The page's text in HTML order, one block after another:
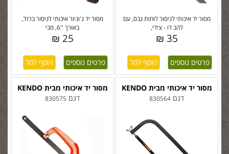
מסור יד ג'וניור איכותי לניסור ברזל,
באורך ''6, מבי
25 ₪
פרטים נוספים
מסור יד איכותי לניסור לוחות גבס, עם
להב דו - צידי,
35 ₪
פרטים נוספים
מסור יד איכותי מבית KENDO
דגם 830575
מסור יד איכותי מבית KENDO
דגם 830564